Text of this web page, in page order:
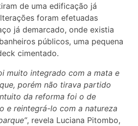
de uma edificação já
foram efetuadas
já demarcado, onde existia
públicos, uma pequena
cimentado.
muito integrado com a mata e
porém não tirava partido
da reforma foi o de
e reintegrá-lo com a natureza
, revela Luciana Pitombo,